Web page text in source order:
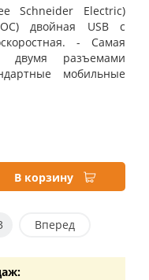
Schneider Electric)
двойная USB с
- Самая
двумя разъемами
мобильные
В корзину
Вперед